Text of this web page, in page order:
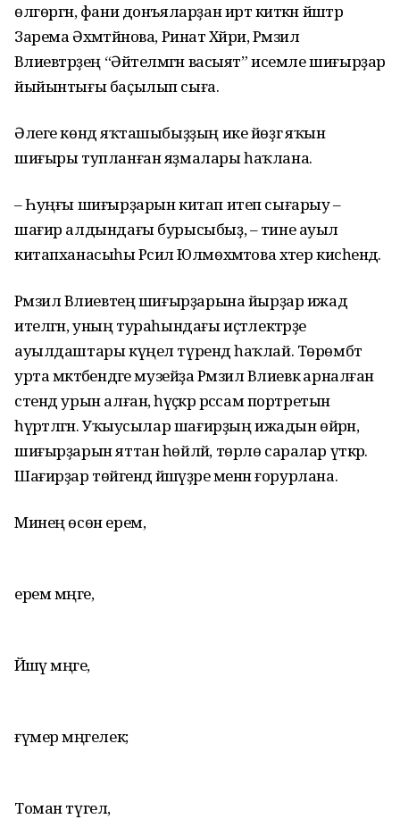
өлгөргән, фани донъя­ларҙан иртә киткән йәштәр
Зарема Әхмәтйәнова, Ринат Хәйри, Рәмзил
Вәлиевтәрҙең “Әйтелмәгән васыят” исемле шиғырҙар
йыйынтығы баҫылып сыға.
Әлеге көндә яҡташыбыҙҙың ике йөҙгә яҡын
шиғыры тупланған яҙма­лары һаҡлана.
– Һуңғы шиғырҙарын китап итеп сығарыу –
шағир алдындағы буры­сыбыҙ, – тине ауыл
китапханасыһы Рәсилә Юлмөхәмәтова хәтер ки­сәһендә.
Рәмзил Вәлиевтең шиғырҙарына йырҙар ижад
ителгән, уның тура­һындағы иҫтәлек­тәрҙе
ауылдаштары күңел түрендә һаҡлай. Төрөмбәт
урта мәктәбендәге музейҙа Рәмзил Вәлиевкә арналған
стенд урын алған, һәүәҫ­кәр рәссам портретын
һүрәтләгән. Уҡыу­сылар шағирҙың ижадын өйрәнә,
шиғырҙарын яттан һөйләй, төрлө саралар үткәрә.
Шағирҙар төйәгендә йәшәүҙәре менән ғорурлана.
Минең өсөн ерем,
ерем мәңге,
Йәшәү мәңге,
ғүмер мәңгелек;
Томан түгел,